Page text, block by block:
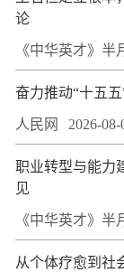
论
《中华英才》半
奋力推动“十五
人民网 2026-08-
职业转型与能力
见
《中华英才》半
从个体疗愈到社